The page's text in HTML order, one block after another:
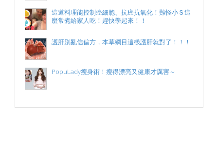
這道料理能控制癌細胞、抗癌抗氧化！難怪小Ｓ這
麼常煮給家人吃！趕快學起來！！
護肝別亂信偏方，本草綱目這樣護肝就對了！！！
PopuLady瘦身術！瘦得漂亮又健康才厲害～